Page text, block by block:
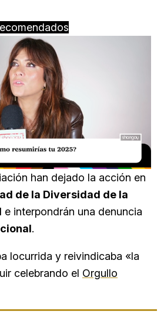
Loaded:
15.78%
han dejado la acción en
de la Diversidad de la
e interpondrán una denuncia
.
locurrida y reivindicaba «la
celebrando el Orgullo